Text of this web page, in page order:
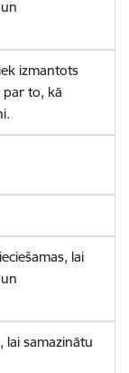
izmantots
par to, kā
lai
lai samazinātu